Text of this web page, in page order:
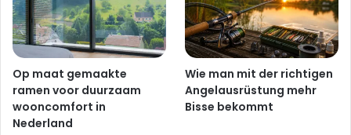
Op maat gemaakte
ramen voor duurzaam
wooncomfort in
Nederland
Wie man mit der richtigen
Angelausrüstung mehr
Bisse bekommt